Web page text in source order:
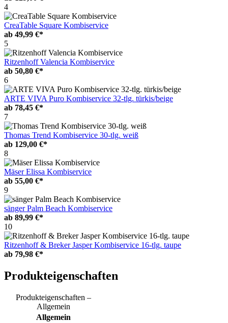
4
CreaTable Square Kombiservice
ab 49,99 €*
5
Ritzenhoff Valencia Kombiservice
ab 50,80 €*
6
ARTE VIVA Puro Kombiservice 32-tlg. türkis/beige
ab 78,45 €*
7
Thomas Trend Kombiservice 30-tlg. weiß
ab 129,00 €*
8
Mäser Elissa Kombiservice
ab 55,00 €*
9
sänger Palm Beach Kombiservice
ab 89,99 €*
10
Ritzenhoff & Breker Jasper Kombiservice 16-tlg. taupe
ab 79,98 €*
Produkteigenschaften
Produkteigenschaften –
Allgemein
Allgemein